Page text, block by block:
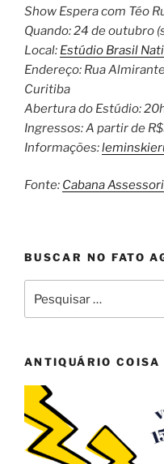
Show Espera com Téo
Quando: 24 de outubro
Local: Estúdio Brasil
Endereço: Rua
Curitiba
Abertura do Estúdio:
Ingressos: A partir de
Informações:
Fonte: Cabana
BUSCAR NO FATO
por:
ANTIQUÁRIO COISA